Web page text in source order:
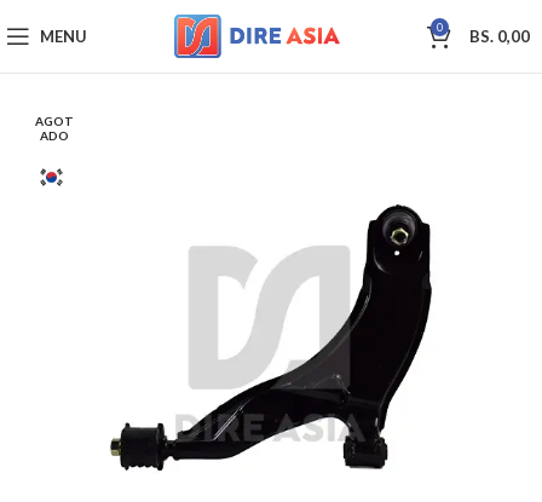
MENU 0 BS. 0,00
AGOT
ADO